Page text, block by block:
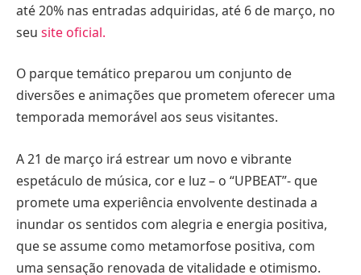
até 20% nas entradas adquiridas, até 6 de março, no
seu site oficial.
O parque temático preparou um conjunto de
diversões e animações que prometem oferecer uma
temporada memorável aos seus visitantes.
A 21 de março irá estrear um novo e vibrante
espetáculo de música, cor e luz – o “UPBEAT”- que
promete uma experiência envolvente destinada a
inundar os sentidos com alegria e energia positiva,
que se assume como metamorfose positiva, com
uma sensação renovada de vitalidade e otimismo.